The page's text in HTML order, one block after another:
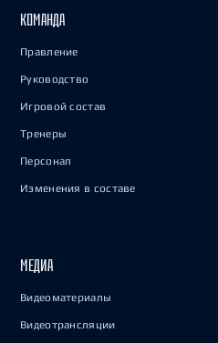
КОМАНДА
Правление
Руководство
Игровой состав
Тренеры
Персонал
Изменения в составе
МЕДИА
Видеоматериалы
Видеотрансляции